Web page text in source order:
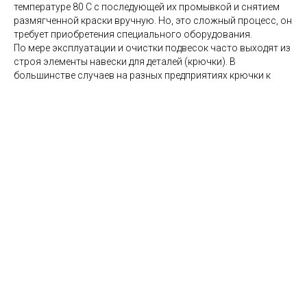
температуре 80 С с последующей их промывкой и снятием
размягченной краски вручную. Но, это сложный процесс, он
требует приобретения специального оборудования.
По мере эксплуатации и очистки подвесок часто выходят из
строя элементы навески для деталей (крючки). В
большинстве случаев на разных предприятиях крючки к